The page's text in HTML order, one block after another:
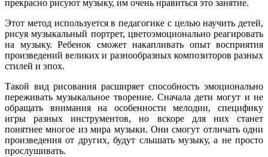
прекрасно рисуют музыку, им очень нравиться это занятие.
Этот метод используется в педагогике с целью научить детей,
рисуя музыкальный портрет, цветоэмоционально реагировать
на музыку. Ребенок сможет накапливать опыт восприятия
произведений великих и разнообразных композиторов разных
стилей и эпох.
Такой вид рисования расширяет способность эмоционально
переживать музыкальное творение. Сначала дети могут и не
обращать внимания на особенности мелодии, специфику
игры разных инструментов, но вскоре для них станет
понятнее многое из мира музыки. Они смогут отличать одни
произведения от других, будут слышать музыку, а не просто
прослушивать.